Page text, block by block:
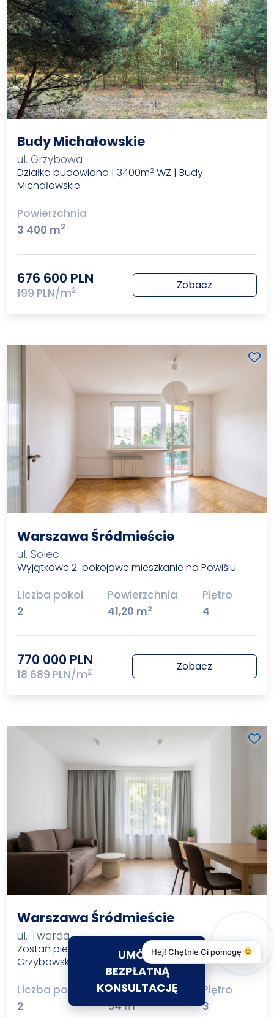
Budy Michałowskie
ul. Grzybowa
Działka budowlana | 3400m2 WZ | Budy
Michałowskie
Powierzchnia
3 400 m2
676 600 PLN
199 PLN/m2 Zobacz
Warszawa Śródmieście
ul. Solec
Wyjątkowe 2-pokojowe mieszkanie na Powiślu
Liczba pokoi
2
Powierzchnia
41,20 m2
Piętro
4
770 000 PLN
18 689 PLN/m2 Zobacz
Warszawa Śródmieście
ul. Twarda
Zostań pierwszym najemcą! 54 m | plac
Grzybowski
Liczba pokoi
2
Powierzchnia
54 m
Piętro
3
UMÓW
BEZPŁATNĄ
KONSULTACJĘ
Hej! Chętnie Ci pomogę